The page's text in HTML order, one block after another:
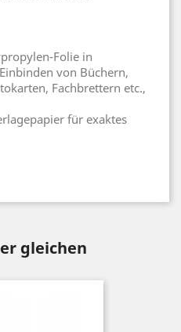
Folie in
von Büchern,
Fachbrettern etc.,
für exaktes
gleichen